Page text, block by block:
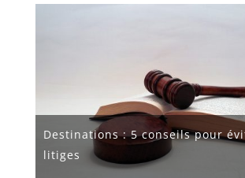
Destinations : 5 conseils pour
litiges